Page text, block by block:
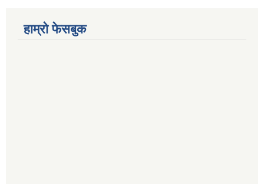
हाम्रो फेसबुक